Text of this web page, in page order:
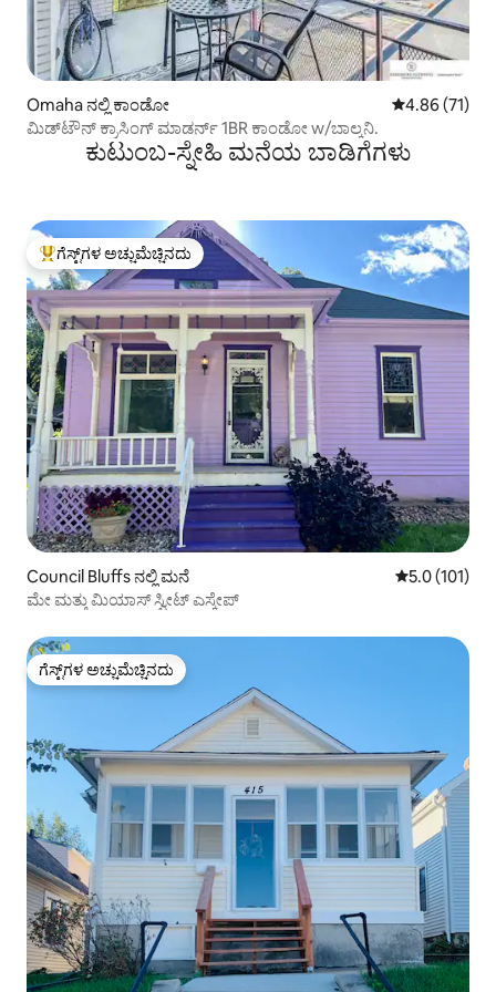
Omaha ನಲ್ಲಿ ಕಾಂಡೋ 5 ರಲ್ಲಿ 4.86
4.86 (71)
ಮಿಡ್‌ಟೌನ್ ಕ್ರಾಸಿಂಗ್ ಮಾಡರ್ನ್ 1BR ಕಾಂಡೋ w/ಬಾಲ್ಕನಿ.
ಕುಟುಂಬ-ಸ್ನೇಹಿ ಮನೆಯ ಬಾಡಿಗೆಗಳು
ಗೆಸ್ಟ್‌ಗಳಿಗೆ ಅತಿ ಹೆಚ್ಚು ಅಚ್ಚುಮೆಚ್ಚಿನದು
ಗೆಸ್ಟ್‌ಗಳ ಅಚ್ಚುಮೆಚ್ಚಿನದು
Council Bluffs ನಲ್ಲಿ ಮನೆ 5 ರಲ್ಲಿ 5.0
5.0 (101)
ಮೇ ಮತ್ತು ಮಿಯಾಸ್ ಸ್ವೀಟ್ ಎಸ್ಕೇಪ್
ಗೆಸ್ಟ್‌ಗಳ ಅಚ್ಚುಮೆಚ್ಚಿನದು
ಗೆಸ್ಟ್‌ಗಳ ಅಚ್ಚುಮೆಚ್ಚಿನದು